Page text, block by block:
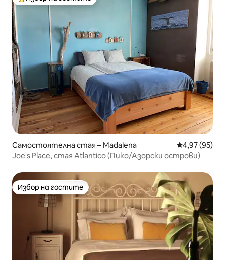
Най-популярен избор на гостите
Самостоятелна стая – Madalena Средна
4,97 (95)
Joe's Place, стая Atlantico (Пико/Азорски острови)
Избор на гостите
Избор на гостите